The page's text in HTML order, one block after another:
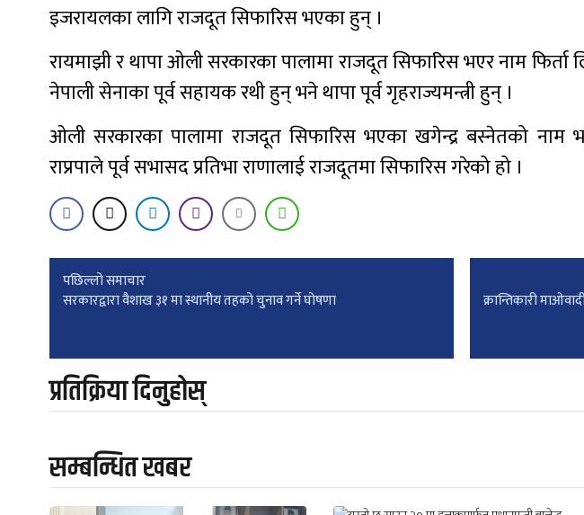
इजरायलका लागि राजदूत सिफारिस भएका हुन् ।
रायमाझी र थापा ओली सरकारका पालामा राजदूत सिफारिस भएर नाम
नेपाली सेनाका पूर्व सहायक रथी हुन् भने थापा पूर्व गृहराज्यमन्त्री हुन् ।
ओली सरकारका पालामा राजदूत सिफारिस भएका खगेन्द्र बस्नेतको
राप्रपाले पूर्व सभासद प्रतिभा राणालाई राजदूतमा सिफारिस गरेको हो ।
Post
पछिल्लाे समाचार
सरकारद्वारा वैशाख ३१ मा स्थानीय तहको चुनाव गर्ने घोषणा
क्रान्तिकारी
प्रतिक्रिया दिनुहोस्
सम्बन्धित खबर